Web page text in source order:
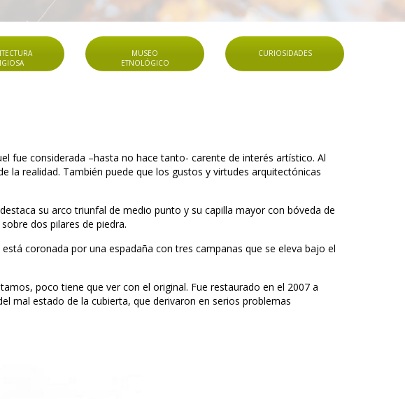
MUSEO
ETNOLÓGICO
CURIOSIDADES
fue considerada –hasta no hace tanto- carente de interés artístico. Al
la realidad. También puede que los gustos y virtudes arquitectónicas
su arco triunfal de medio punto y su capilla mayor con bóveda de
dos pilares de piedra.
coronada por una espadaña con tres campanas que se eleva bajo el
poco tiene que ver con el original. Fue restaurado en el 2007 a
mal estado de la cubierta, que derivaron en serios problemas